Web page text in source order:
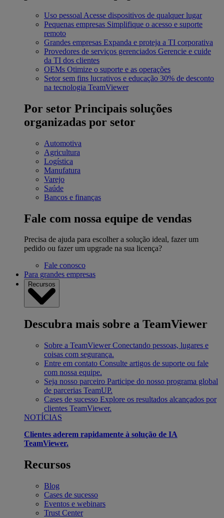
Uso pessoal Acesse dispositivos de qualquer lugar
Pequenas empresas Simplifique o acesso e suporte
remoto
Grandes empresas Expanda e proteja a TI corporativa
Provedores de serviços gerenciados Gerencie e cuide
da TI dos clientes
OEMs Otimize o suporte e as operações
Setor sem fins lucrativos e educação 30% de desconto
na tecnologia TeamViewer
Por setor Principais soluções
organizadas por setor
Automotiva
Agricultura
Logística
Manufatura
Varejo
Saúde
Bancos e finanças
Fale com nossa equipe de vendas
Precisa de ajuda para escolher a solução ideal, fazer um
pedido ou fazer um upgrade na sua licença?
Fale conosco
Para grandes empresas
Recursos
Descubra mais sobre a TeamViewer
Sobre a TeamViewer Conectando pessoas, lugares e
coisas com segurança.
Entre em contato Consulte artigos de suporte ou fale
com nossa equipe.
Seja nosso parceiro Participe do nosso programa global
de parcerias TeamUP.
Cases de sucesso Explore os resultados alcançados por
clientes TeamViewer.
NOTÍCIAS
Clientes aderem rapidamente à solução de IA
TeamViewer.
Recursos
Blog
Cases de sucesso
Eventos e webinars
Trust Center